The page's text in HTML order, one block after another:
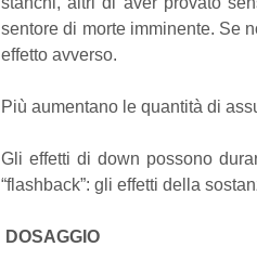
sentore di morte imminente. Se
effetto avverso.
Più aumentano le quantità di
Gli effetti di down possono
“flashback”: gli effetti della
DOSAGGIO